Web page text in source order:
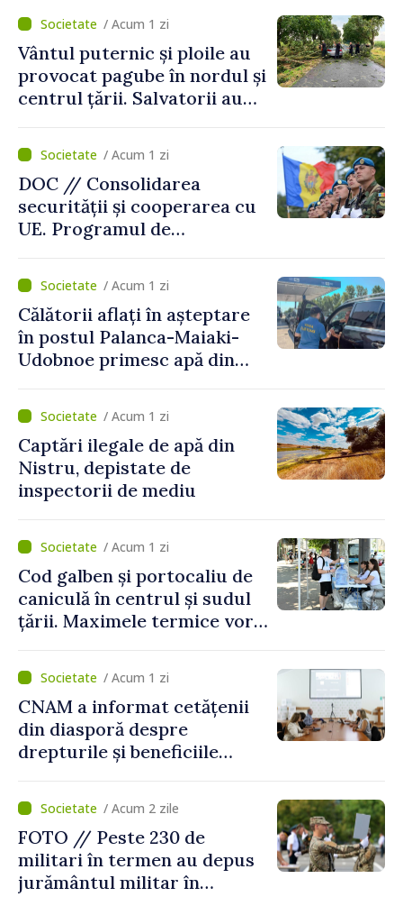
mecanisme care să-i
protejeze”/ Acum 1 zi
Vântul puternic și ploile au
provocat pagube în nordul și
centrul țării. Salvatorii au
/ Acum 1 zi
DOC // Consolidarea
securității și cooperarea cu
UE. Programul de
Naționale de Apărare pentru
perioada 2024–2034,
publicat în Monitorul Oficial
/ Acum 1 zi
Călătorii aflați în așteptare
în postul Palanca-Maiaki-
Udobnoe primesc apă din
și a polițiștilor de frontieră
/ Acum 1 zi
Captări ilegale de apă din
Nistru, depistate de
inspectorii de mediu
/ Acum 1 zi
Cod galben și portocaliu de
caniculă în centrul și sudul
țării. Maximele termice vor
/ Acum 1 zi
CNAM a informat cetățenii
din diasporă despre
drepturile și beneficiile
/ Acum 2 zile
FOTO // Peste 230 de
militari în termen au depus
jurământul militar în